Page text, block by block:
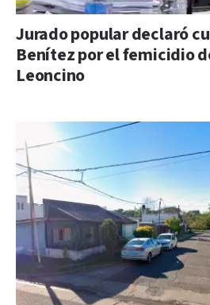
Jurado popular declaró
Benítez por el femicidio
Leoncino